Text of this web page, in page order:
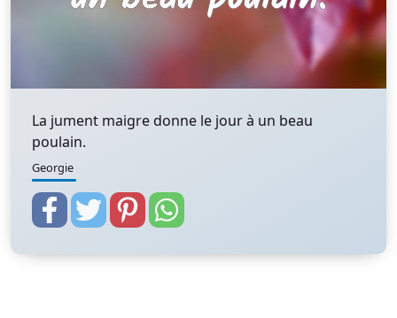
La jument maigre donne le jour à un beau
poulain.
Georgie